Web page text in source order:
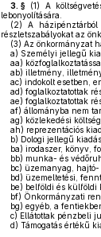
3. §(1)
A
lebonyolítására.
(2) A
részletszabályokat az
(3) Az önkormányzat
a) Személyi jellegű
aa)
ab) illetmény,
ac) indokolt esetben,
ad) foglalkoztatottak
ae) foglalkoztatottak
af) állományba nem
ag) közlekedési
ah) reprezentációs
b) Dologi jellegű
ba) irodaszer, könyv,
bb) munka- és
bc) üzemanyag, hajtó-
bd) üzemeltetési,
be) belföldi és külföldi
bf) Önkormányzati
bg) egyéb, a
c) Ellátottak pénzbeli
d) Támogatás értékű